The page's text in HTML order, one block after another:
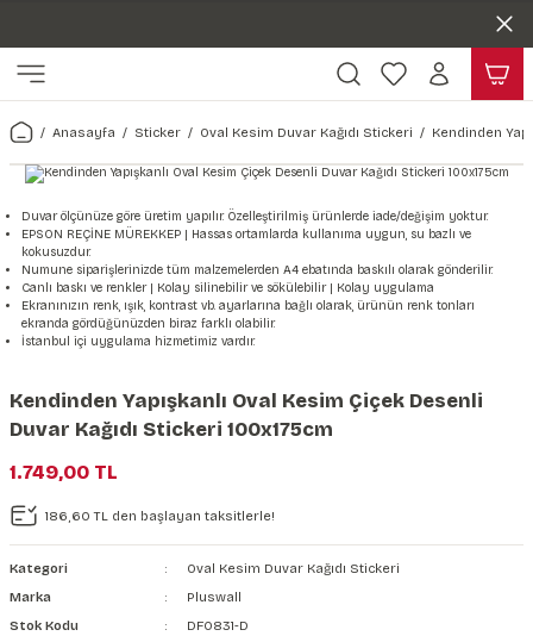
Harita & Şehir Duvar Kağıdı
Türkiye Serisi Duvar Kağıdı
Şehir & Ülke Duvar Kağıdı
Duvar Kağıdı
Çiçek Duvar Kağıdı
Hayvan, Yaprak & Çiçek
Yaprak Desenli Duvar Kağıdı
Hayvan Duvar Kağıdı
Kağıdı
Doğa & Manza Duvar Kağıdı
Manzara Duvar Kağıdı
Orman Duvar Kağıdı
Tasarım & Sanatsal Duvar
Sanat Duvar Kağıdı
Geometrik Duvar Kağıdı
Araba Duvar Kağıdı
Sağlık Duvar Kağıdı
Taş Desenli Duvar Kağıdı
Ahşap, Mermer & Taş
Mermer Desenli Duvar Kağıdı
Taş Desenli Duvar Kağıdı
Ahşap Desenli Duvar Kağıdı
Duvar Kanvası
Kağıdı Stickeri
Seti
Sticker Seti
Anasayfa Sticker Oval Kesim Duvar Kağıdı Stickeri Kendinden
Duvar ölçünüze göre üretim yapılır. Özelleştirilmiş ürünlerde iade/değişim yoktur.
EPSON REÇİNE MÜREKKEP | Hassas ortamlarda kullanıma uygun, su bazlı ve
kokusuzdur.
Numune siparişlerinizde tüm malzemelerden A4 ebatında baskılı olarak gönderilir.
Canlı baskı ve renkler | Kolay silinebilir ve sökülebilir | Kolay uygulama
Ekranınızın renk, ışık, kontrast vb. ayarlarına bağlı olarak, ürünün renk tonları
ekranda gördüğünüzden biraz farklı olabilir.
İstanbul içi uygulama hizmetimiz vardır.
Kendinden Yapışkanlı Oval Kesim Çiçek Desenli
Duvar Kağıdı Stickeri 100x175cm
1.749,00 TL
186,60 TL den başlayan taksitlerle!
Kategori
Oval Kesim Duvar Kağıdı Stickeri
Marka
Pluswall
Stok Kodu
DF0831-D